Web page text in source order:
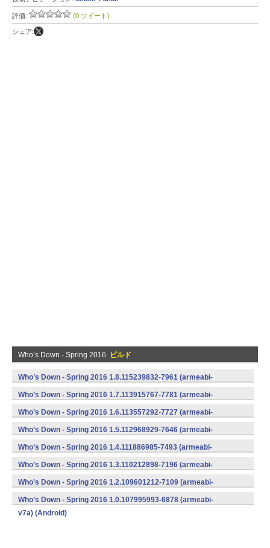
評価: (0 ツイート)
シェア:
Who’s Down - Spring 2016 ビルド
Who’s Down - Spring 2016 1.8.115239832-7961 (armeabi-
v7a) (Android)
Who’s Down - Spring 2016 1.7.113915767-7781 (armeabi-
v7a) (Android)
Who’s Down - Spring 2016 1.6.113557292-7727 (armeabi-
v7a) (Android)
Who’s Down - Spring 2016 1.5.112968929-7646 (armeabi-
v7a) (Android)
Who’s Down - Spring 2016 1.4.111886985-7493 (armeabi-
v7a) (Android)
Who’s Down - Spring 2016 1.3.110212898-7196 (armeabi-
v7a) (Android)
Who’s Down - Spring 2016 1.2.109601212-7109 (armeabi-
v7a) (Android)
Who’s Down - Spring 2016 1.0.107995993-6878 (armeabi-
v7a) (Android)